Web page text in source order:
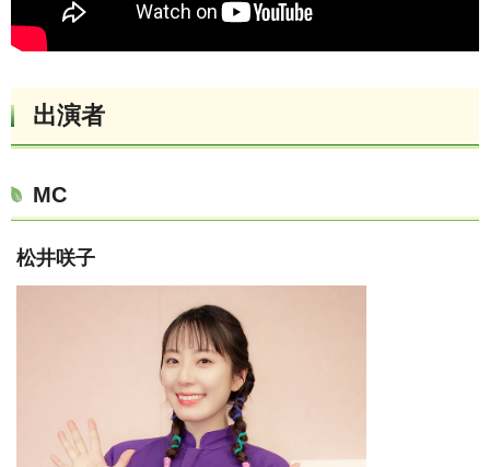
出演者
MC
松井咲子